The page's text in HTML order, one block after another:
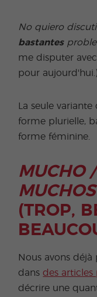
No quiero
bastantes
me disputer
pour
La seule
forme plurielle,
forme féminine.
MUCHO
(TROP,
Nous avons
dansdes articles
décrire une